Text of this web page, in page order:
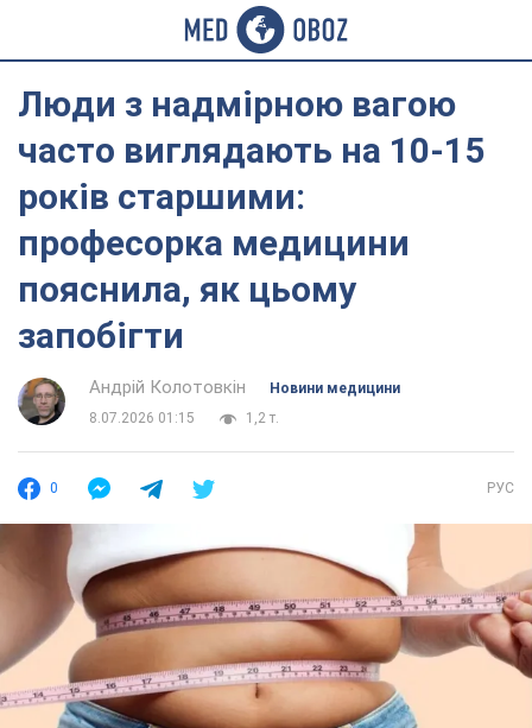
Люди з надмірною вагою
часто виглядають на 10-15
років старшими:
професорка медицини
пояснила, як цьому
запобігти
Андрій Колотовкін
Новини медицини
8.07.2026 01:15
1,2 т.
0 РУС